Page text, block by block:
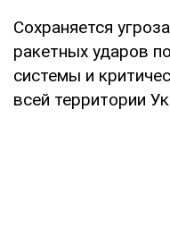
Сохраняется
ракетных ударов
системы и
всей территории